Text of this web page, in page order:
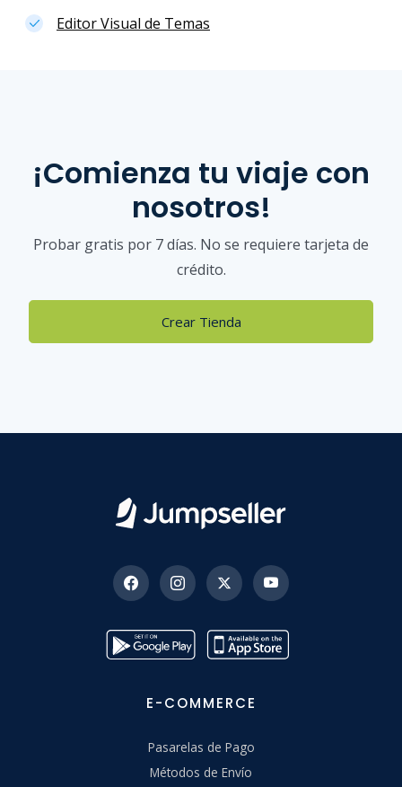
Editor Visual de Temas
¡Comienza tu viaje con
nosotros!
Probar gratis por 7 días. No se requiere tarjeta de
crédito.
Crear Tienda
E-COMMERCE
Pasarelas de Pago
Métodos de Envío